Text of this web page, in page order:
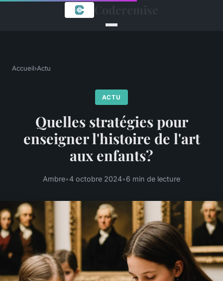
Accueil›Actu
ACTU
Quelles stratégies pour
enseigner l'histoire de l'art
aux enfants?
Ambre•4 octobre 2024•6 min de lecture